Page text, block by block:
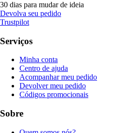
30 dias para mudar de ideia
Devolva seu pedido
Trustpilot
Serviços
Minha conta
Centro de ajuda
Acompanhar meu pedido
Devolver meu pedido
Códigos promocionais
Sobre